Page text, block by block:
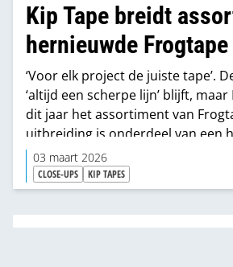
Kip Tape breidt
hernieuwde
‘Voor elk project de juiste tape’.
‘altijd een scherpe lijn’ blijft,
dit jaar het assortiment van
uitbreiding is onderdeel van een
van het merk, die vanaf het
dit jaar zijn weg naar de
verfspeciaalzaken vindt. Voor het
Frogtape is ook een nieuwe
ontwikkeld.
03 maart 2026
CLOSE-UPS KIP TAPES